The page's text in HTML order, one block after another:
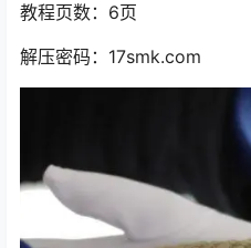
教程页数：6页
解压密码：17smk.com